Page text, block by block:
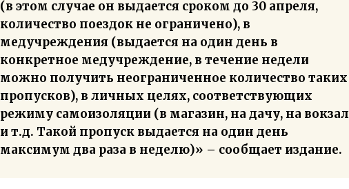
(в этом случае он выдается сроком до 30 апреля,
количество поездок не ограничено), в
медучреждения (выдается на один день в
конкретное медучреждение, в течение недели
можно получить неограниченное количество таких
пропусков), в личных целях, соответствующих
режиму самоизоляции (в магазин, на дачу, на вокзал
и т.д. Такой пропуск выдается на один день
максимум два раза в неделю)» – сообщает издание.